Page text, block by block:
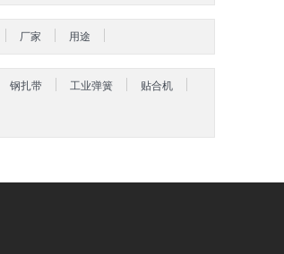
厂家 用途
钢扎带 工业弹簧 贴合机